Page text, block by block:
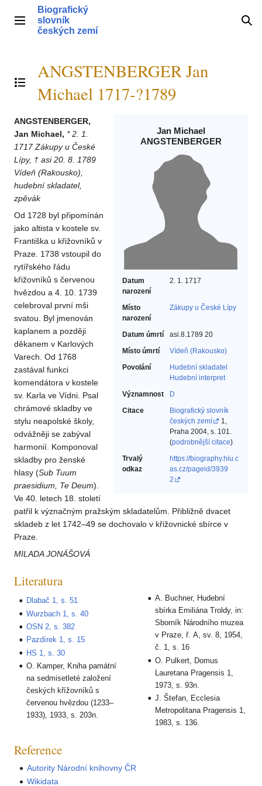
obsahHlavní menu
Biografický
slovník
českých zemí
Přepnout obsah
ANGSTENBERGER Jan
Michael 1717-?1789
Jan Michael
ANGSTENBERGER
Datum
narození
2. 1. 1717
Místo
narození
Zákupy u České Lípy
Datum úmrtí
asi.8.1789 20
Místo úmrtí
Vídeň (Rakousko)
Povolání
Hudební skladatel‎
Hudební interpret‎
Významnost
D
Citace
Biografický slovník
českých zemí
1,
Praha 2004, s. 101.
(podrobnější citace)
Trvalý
odkaz
https://biography.hiu.c
as.cz/pageid/3939
2
ANGSTENBERGER,
Jan Michael, * 2. 1.
1717 Zákupy u České
Lípy, † asi 20. 8. 1789
Vídeň (Rakousko),
hudební skladatel,
zpěvák
Od 1728 byl připomínán
jako altista v kostele sv.
Františka u křižovníků v
Praze. 1738 vstoupil do
rytířského řádu
křižovníků s červenou
hvězdou a 4. 10. 1739
celebroval první mši
svatou. Byl jmenován
kaplanem a později
děkanem v Karlových
Varech. Od 1768
zastával funkci
komendátora v kostele
sv. Karla ve Vídni. Psal
chrámové skladby ve
stylu neapolské školy,
odvážněji se zabýval
harmonií. Komponoval
skladby pro ženské
hlasy (Sub Tuum
praesidium, Te Deum).
Ve 40. letech 18. století
patřil k význačným pražským skladatelům. Přibližně dvacet
skladeb z let 1742–49 se dochovalo v křižovnické sbírce v
Praze.
MILADA JONÁŠOVÁ
Literatura
Dlabač 1, s. 51
Wurzbach 1, s. 40
OSN 2, s. 382
Pazdírek 1, s. 15
HS 1, s. 30
O. Kamper, Kniha památní
na sedmisetleté založení
českých křížovníků s
červenou hvězdou (1233–
1933), 1933, s. 203n.
A. Buchner, Hudební
sbírka Emiliána Troldy, in:
Sborník Národního muzea
v Praze, ř. A, sv. 8, 1954,
č. 1, s. 16
O. Pulkert, Domus
Lauretana Pragensis 1,
1973, s. 93n.
J. Štefan, Ecclesia
Metropolitana Pragensis 1,
1983, s. 136.
Reference
Autority Národní knihovny ČR
Wikidata